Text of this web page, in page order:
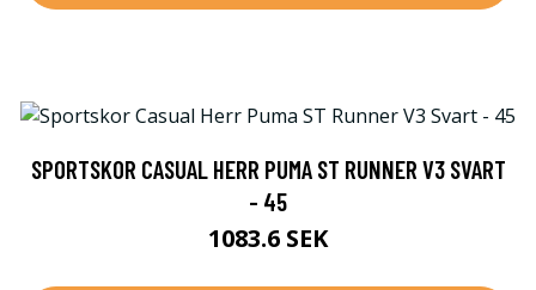
SPORTSKOR CASUAL HERR PUMA ST RUNNER V3 SVART
- 45
1083.6 SEK